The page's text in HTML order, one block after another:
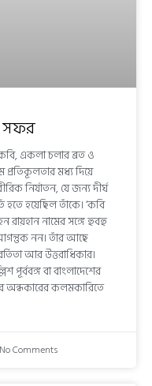
সফর
একলা চলার ব্রত ও
মধ্য দিয়ে
নির্যাতন, যে জন্য দীর্ঘ
হতে হয়েছিল তাঁকে। ‘কবি
রায়হান নামের সঙ্গে হুবহু
আগন্তুক নন। তাঁর আছে
আর উত্তরাধিকার।
পূর্ববঙ্গ বা বাংলাদেশের
অন্ধকারের কলমকারিতে
No Comments